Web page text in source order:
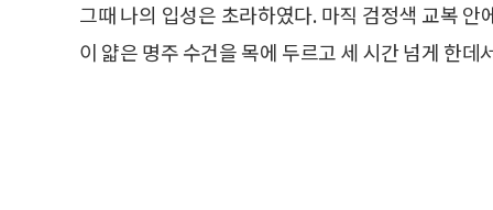
그때 나의 입성은 초라하였다. 마직 검정색 교복
이 얇은 명주 수건을 목에 두르고 세 시간 넘게 한